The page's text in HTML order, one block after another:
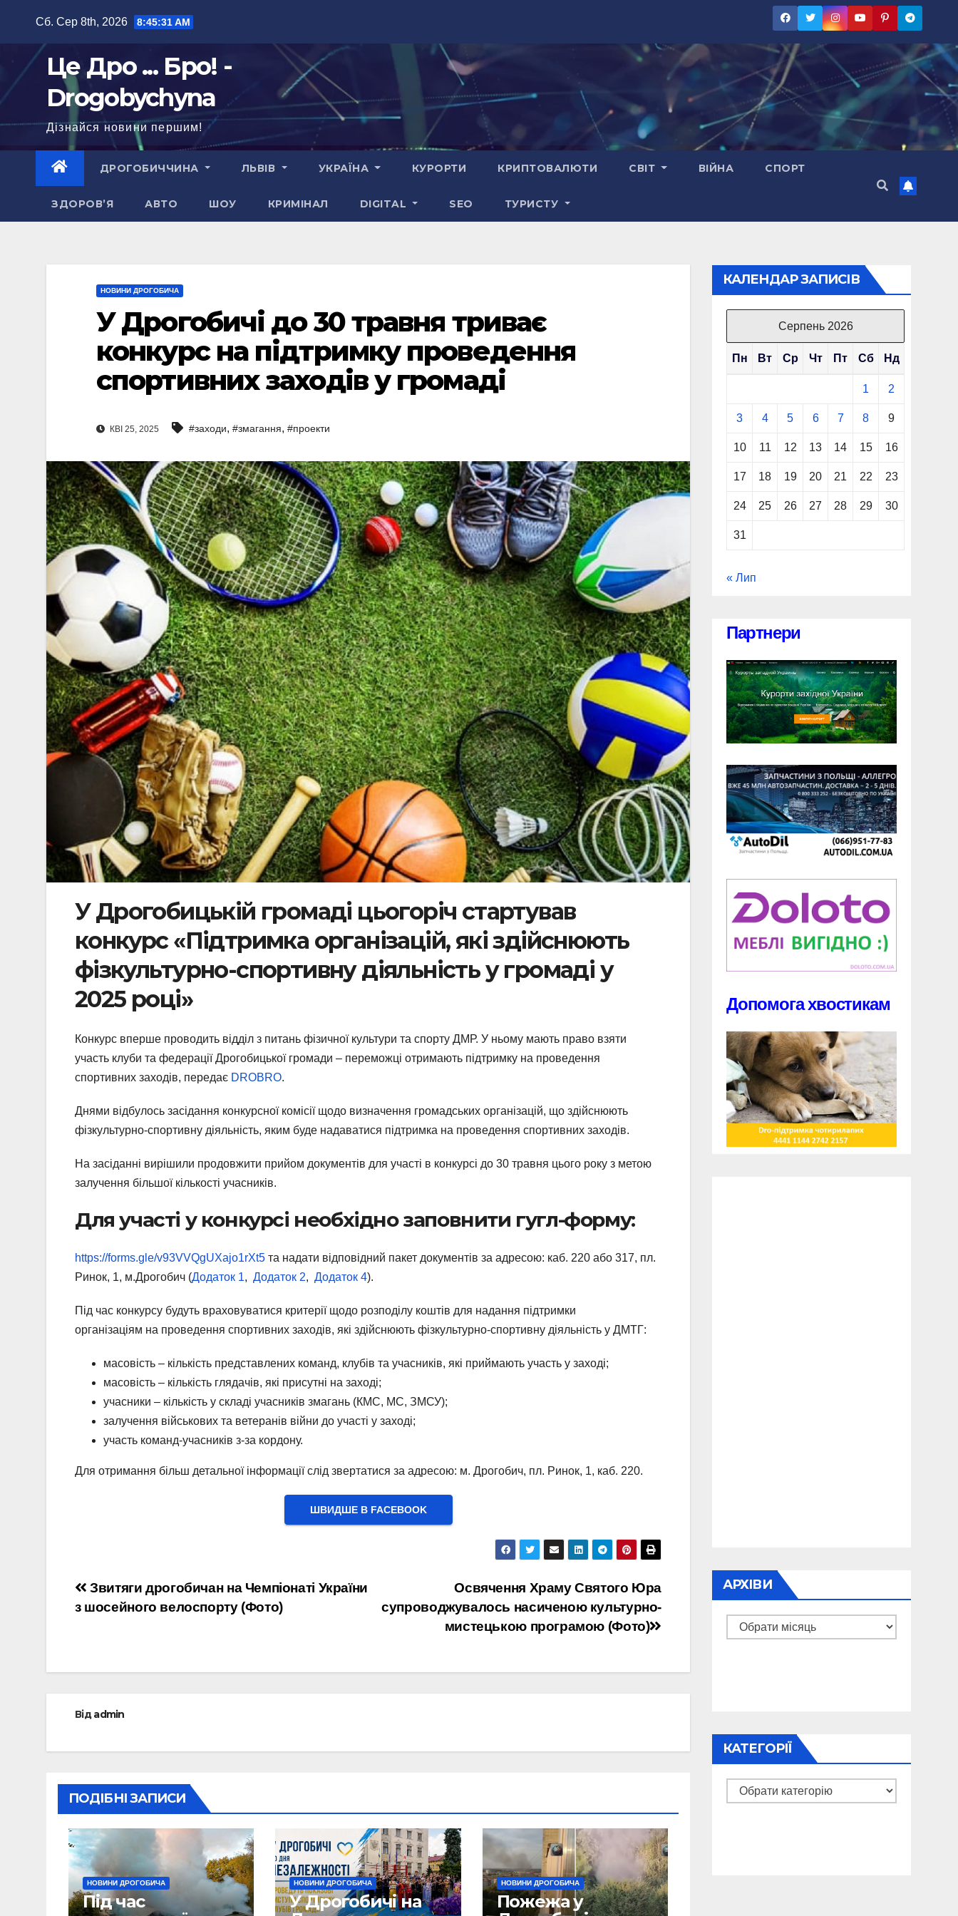
Сб. Сер 8th, 2026 8:45:32 AM
Це Дро ... Бро! -
Drogobychyna
Дізнайся новини першим!
ДРОГОБИЧЧИНА ЛЬВІВ УКРАЇНА КУРОРТИ КРИПТОВАЛЮТИ СВІТ ВІЙНА СПОРТ
ЗДОРОВ’Я АВТО ШОУ КРИМІНАЛ DIGITAL SEO ТУРИСТУ
НОВИНИ ДРОГОБИЧА
У Дрогобичі до 30 травня триває
конкурс на підтримку проведення
спортивних заходів у громаді
КВІ 25, 2025 #заходи, #змагання, #проекти
У Дрогобицькій громаді цьогоріч стартував
конкурс «Підтримка організацій, які здійснюють
фізкультурно-спортивну діяльність у громаді у
2025 році»
Конкурс вперше проводить відділ з питань фізичної культури та спорту ДМР. У ньому мають право взяти
участь клуби та федерації Дрогобицької громади – переможці отримають підтримку на проведення
спортивних заходів, передає DROBRO.
Днями відбулось засідання конкурсної комісії щодо визначення громадських організацій, що здійснюють
фізкультурно-спортивну діяльність, яким буде надаватися підтримка на проведення спортивних заходів.
На засіданні вирішили продовжити прийом документів для участі в конкурсі до 30 травня цього року з метою
залучення більшої кількості учасників.
Для участі у конкурсі необхідно заповнити гугл-форму:
https://forms.gle/v93VVQgUXajo1rXt5 та надати відповідний пакет документів за адресою: каб. 220 або 317, пл.
Ринок, 1, м.Дрогобич (Додаток 1, Додаток 2, Додаток 4).
Під час конкурсу будуть враховуватися критерії щодо розподілу коштів для надання підтримки
організаціям на проведення спортивних заходів, які здійснюють фізкультурно-спортивну діяльність у ДМТГ:
масовість – кількість представлених команд, клубів та учасників, які приймають участь у заході;
масовість – кількість глядачів, які присутні на заході;
учасники – кількість у складі учасників змагань (КМС, МС, ЗМСУ);
залучення військових та ветеранів війни до участі у заході;
участь команд-учасників з-за кордону.
Для отримання більш детальної інформації слід звертатися за адресою: м. Дрогобич, пл. Ринок, 1, каб. 220.
ШВИДШЕ В FACEBOOK
Навігація
Освячення Храму Святого Юра
супроводжувалось насиченою культурно-
мистецькою програмою (Фото)
Звитяги дрогобичан на Чемпіонаті України
з шосейного велоспорту (Фото)
Відadmin
ПОДІБНІ ЗАПИСИ
НОВИНИ ДРОГОБИЧА
Під час
НОВИНИ ДРОГОБИЧА
У Дрогобичі на
НОВИНИ ДРОГОБИЧА
Пожежа у
КАЛЕНДАР ЗАПИСІВ
Серпень 2026
Пн Вт Ср Чт Пт Сб Нд
1 2
3 4 5 6 7 8 9
10 11 12 13 14 15 16
17 18 19 20 21 22 23
24 25 26 27 28 29 30
31
« Лип
Партнери
Допомога хвостикам
АРХІВИ
Архіви
КАТЕГОРІЇ
Категорії